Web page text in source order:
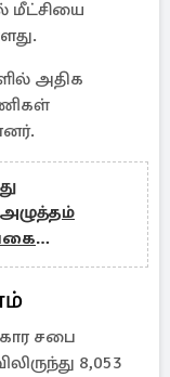
மீட்சியை
அதிக
அழுத்தம்
சபை
8,053